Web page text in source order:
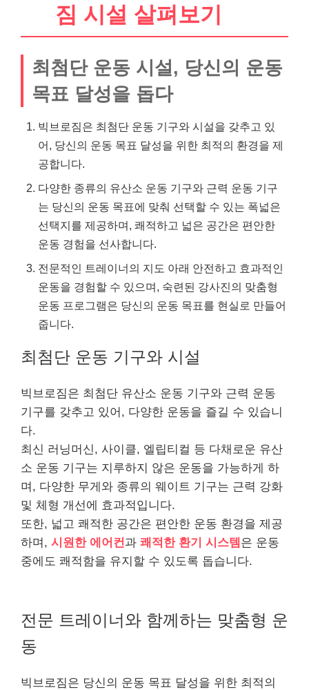
짐 시설 살펴보기
최첨단 운동 시설, 당신의 운동
목표 달성을 돕다
빅브로짐은 최첨단 운동 기구와 시설을 갖추고 있
어, 당신의 운동 목표 달성을 위한 최적의 환경을 제
공합니다.
다양한 종류의 유산소 운동 기구와 근력 운동 기구
는 당신의 운동 목표에 맞춰 선택할 수 있는 폭넓은
선택지를 제공하며, 쾌적하고 넓은 공간은 편안한
운동 경험을 선사합니다.
전문적인 트레이너의 지도 아래 안전하고 효과적인
운동을 경험할 수 있으며, 숙련된 강사진의 맞춤형
운동 프로그램은 당신의 운동 목표를 현실로 만들어
줍니다.
최첨단 운동 기구와 시설
빅브로짐은 최첨단 유산소 운동 기구와 근력 운동
기구를 갖추고 있어, 다양한 운동을 즐길 수 있습니
다.
최신 러닝머신, 사이클, 엘립티컬 등 다채로운 유산
소 운동 기구는 지루하지 않은 운동을 가능하게 하
며, 다양한 무게와 종류의 웨이트 기구는 근력 강화
및 체형 개선에 효과적입니다.
또한, 넓고 쾌적한 공간은 편안한 운동 환경을 제공
하며, 시원한 에어컨과 쾌적한 환기 시스템 은 운동
중에도 쾌적함을 유지할 수 있도록 돕습니다.
전문 트레이너와 함께하는 맞춤형 운
동
빅브로짐은 당신의 운동 목표 달성을 위한 최적의